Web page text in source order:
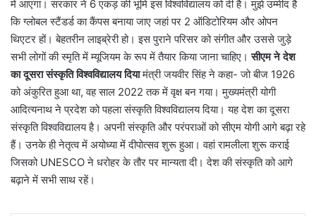
में आएगा। सरकार ने 6 एकड़ की भूमि इस विश्वविद्यालय को दी है। मुझे उम्मीद है
कि ग्लोबल स्टैंडर्ड का कैंपस बनाया जाए जहां पर 2 ऑडिटोरियम और ओपन
थिएटर हों। बेहतरीन लाइब्रेरी हो। इस पुराने परिसर को संगीत और उससे जुड़े
सभी लोगों की स्मृति में म्यूजियम के रूप में तैयार किया जाना चाहिए। ​​​​​​सीएम ने देश
का दूसरा संस्कृति विश्वविद्यालय दियामंत्री जयवीर सिंह ने कहा- जो बीज 1926
को अंकुरित हुआ था, वह साल 2022 तक में वृक्ष बन गया। मुख्यमंत्री योगी
आदित्यनाथ ने प्रदेश को पहला संस्कृति विश्वविद्यालय दिया। यह देश का दूसरा
संस्कृति विश्वविद्यालय है। अपनी संस्कृति और परंपराओं को सीएम योगी आगे बढ़ा रहे
हैं। उनके ही नेतृत्व में अयोध्या में दीपोत्सव शुरू हुआ। वहां रामलीला शुरू कराई
जिसको UNESCO ने धरोहर के तौर पर मान्यता दी। देश की संस्कृति को आगे
बढ़ाने में सभी साथ रहें।